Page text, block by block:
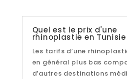
Quel est le prix d'une
rhinoplastie en Tunisie
Les tarifs d’une
en général plus bas
d’autres destinations